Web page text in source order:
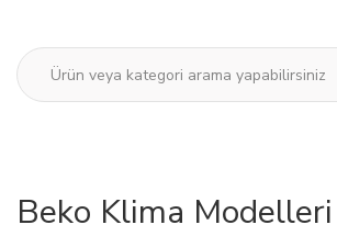
Beko Klima Modelleri